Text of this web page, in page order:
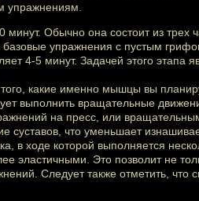
упражнениям.
минут. Обычно она состоит из трех
упражнения с пустым
4-5 минут. Задачей этого этапа
какие именно мышцы вы
выполнить вращательные
на пресс, или
суставов, что уменьшает
в ходе которой выполняется
эластичными. Это позволит не
Следует также отметить,